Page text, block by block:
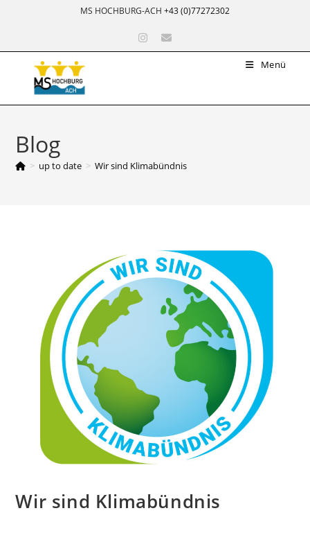
MS HOCHBURG-ACH +43 (0)77272302
Menü
Blog
> up to date > Wir sind Klimabündnis
Wir sind Klimabündnis